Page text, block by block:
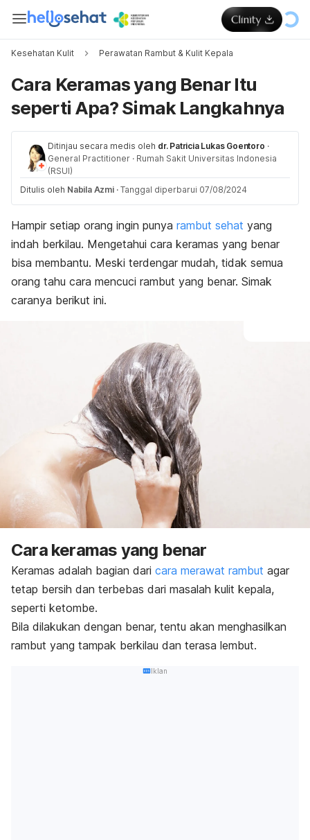
Kesehatan Kulit Perawatan Rambut & Kulit Kepala
Cara Keramas yang Benar Itu
seperti Apa? Simak Langkahnya
Ditinjau secara medis oleh dr. Patricia Lukas Goentoro ·
General Practitioner · Rumah Sakit Universitas Indonesia
(RSUI)
Ditulis oleh Nabila Azmi · Tanggal diperbarui 07/08/2024
Hampir setiap orang ingin punya rambut sehat yang
indah berkilau. Mengetahui cara keramas yang benar
bisa membantu. Meski terdengar mudah, tidak semua
orang tahu cara mencuci rambut yang benar. Simak
caranya berikut ini.
Cara keramas yang benar
Keramas adalah bagian dari cara merawat rambut agar
tetap bersih dan terbebas dari masalah kulit kepala,
seperti ketombe.
Bila dilakukan dengan benar, tentu akan menghasilkan
rambut yang tampak berkilau dan terasa lembut.
Iklan